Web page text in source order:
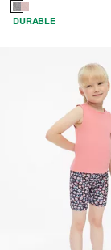
DURABLE